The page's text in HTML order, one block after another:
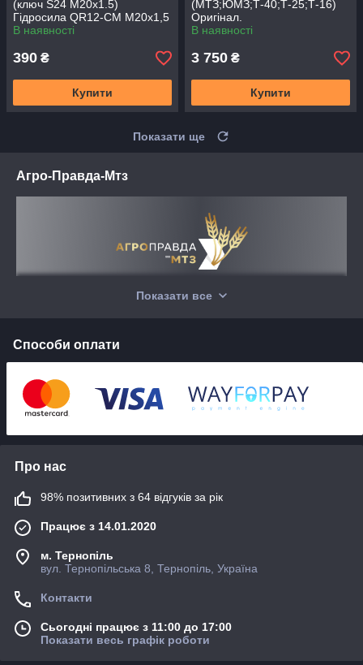
(ключ S24 M20х1.5)
Гідросила QR12-CM M20х1,5
M(двохстороння)
В наявності
390 ₴
Купити
(МТЗ;ЮМЗ;Т-40;Т-25;Т-16)
Оригінал.
В наявності
3 750 ₴
Купити
Показати ще
Агро-Правда-Мтз
Ми у соціальних мережах:
Facebook
TikTok
Широкий асортимент
запчастин до
тракторів
Показати все
Способи оплати
Про нас
98% позитивних з 64 відгуків за рік
Працює з 14.01.2020
м. Тернопіль
вул. Тернопільська 8, Тернопіль, Україна
Контакти
Сьогодні працює з 11:00 до 17:00
Показати весь графік роботи